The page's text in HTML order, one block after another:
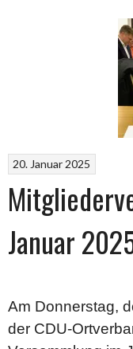
20. Januar 2025
Januar
Am Donnerstag,
der CDU-